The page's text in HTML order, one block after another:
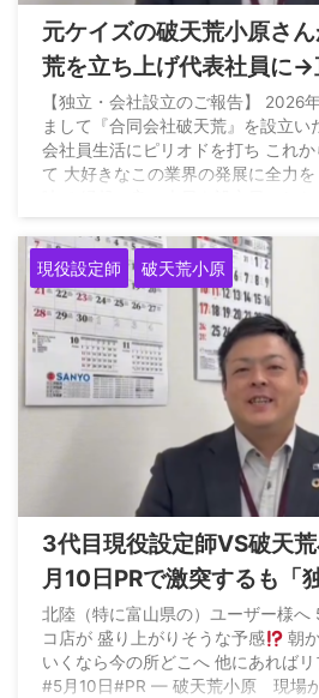
元ケイズの破天荒小原さ
荒を立ち上げ代表社員に
出ていなかったと早くも
【独立・会社設立のご報告】 2026
まして『合同会社破天荒』を設立
会社員生活にピリオドを打ち これ
て 大好きなこの業界の発展に全力
戦略を (@hatennkou_8105) May 18,
現役設定師 破天荒小原
3代目現役設定師VS破天
月10日PRで激突するも「
法人から仕事貰ってる似
言い争ってる」と失笑さ
北陸（特に富山県の）ユーザー様へ
コ店が 盛り上がりそうな予感
朝
いくなら今の所どこへ 他にあればリ
#5月10日#PR — 破天荒小原 現場